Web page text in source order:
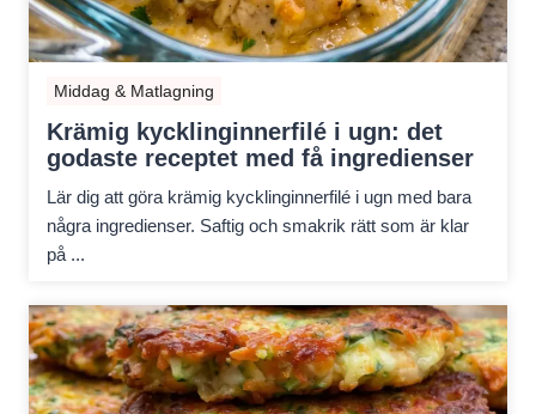
Middag & Matlagning
Krämig kycklinginnerfilé i ugn: det
godaste receptet med få ingredienser
Lär dig att göra krämig kycklinginnerfilé i ugn med bara
några ingredienser. Saftig och smakrik rätt som är klar
på ...